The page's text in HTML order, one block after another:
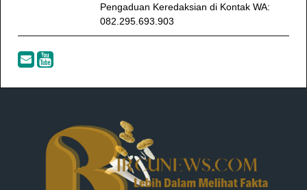
Pengaduan Keredaksian di Kontak WA:
082.295.693.903